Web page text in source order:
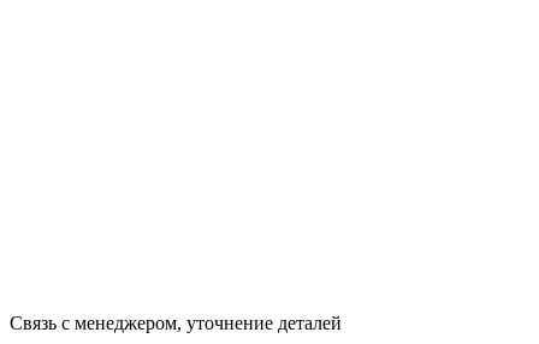
Связь с менеджером, уточнение деталей